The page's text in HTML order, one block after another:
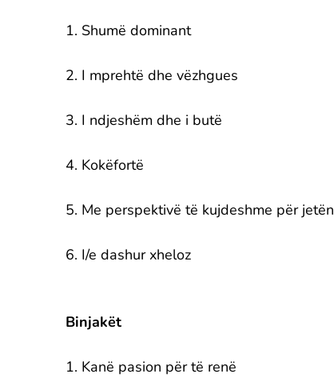
1. Shumë dominant
2. I mprehtë dhe vëzhgues
3. I ndjeshëm dhe i butë
4. Kokëfortë
5. Me perspektivë të kujdeshme për jetën
6. I/e dashur xheloz
Binjakët
1. Kanë pasion për të renë